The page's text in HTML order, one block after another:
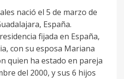
nació el 5 de marzo de
España.
fijada en España,
con su esposa Mariana
quien ha estado en pareja
del 2000, y sus 6 hijos